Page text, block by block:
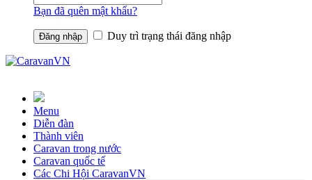
Bạn đã quên mật khẩu?
Duy trì trạng thái đăng nhập
Menu
Diễn đàn
Thành viên
Caravan trong nước
Caravan quốc tế
Các Chi Hội CaravanVN